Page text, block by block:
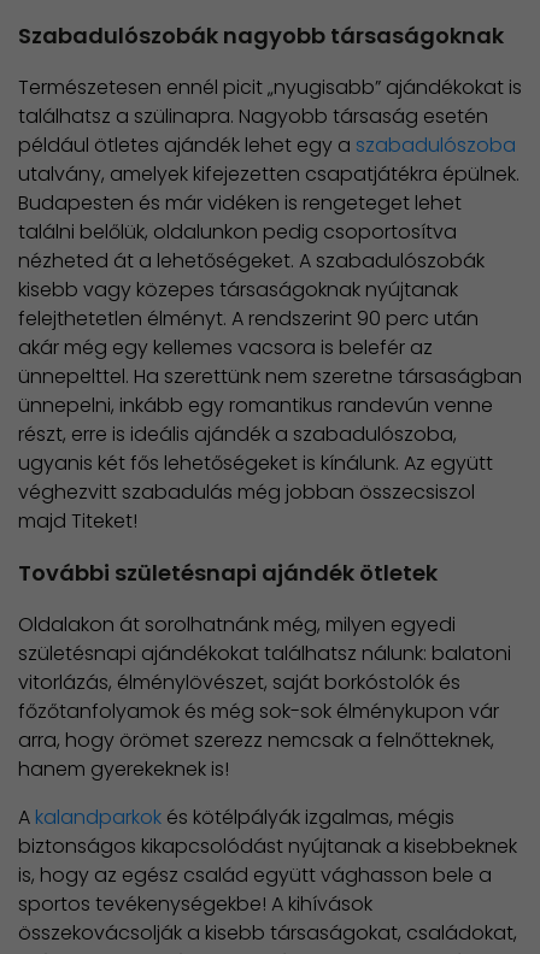
Szabadulószobák nagyobb társaságoknak
Természetesen ennél picit „nyugisabb” ajándékokat is
találhatsz a szülinapra. Nagyobb társaság esetén
például ötletes ajándék lehet egy a szabadulószoba
utalvány, amelyek kifejezetten csapatjátékra épülnek.
Budapesten és már vidéken is rengeteget lehet
találni belőlük, oldalunkon pedig csoportosítva
nézheted át a lehetőségeket. A szabadulószobák
kisebb vagy közepes társaságoknak nyújtanak
felejthetetlen élményt. A rendszerint 90 perc után
akár még egy kellemes vacsora is belefér az
ünnepelttel. Ha szerettünk nem szeretne társaságban
ünnepelni, inkább egy romantikus randevún venne
részt, erre is ideális ajándék a szabadulószoba,
ugyanis két fős lehetőségeket is kínálunk. Az együtt
véghezvitt szabadulás még jobban összecsiszol
majd Titeket!
További születésnapi ajándék ötletek
Oldalakon át sorolhatnánk még, milyen egyedi
születésnapi ajándékokat találhatsz nálunk: balatoni
vitorlázás, élménylövészet, saját borkóstolók és
főzőtanfolyamok és még sok-sok élménykupon vár
arra, hogy örömet szerezz nemcsak a felnőtteknek,
hanem gyerekeknek is!
A kalandparkok és kötélpályák izgalmas, mégis
biztonságos kikapcsolódást nyújtanak a kisebbeknek
is, hogy az egész család együtt vághasson bele a
sportos tevékenységekbe! A kihívások
összekovácsolják a kisebb társaságokat, családokat,